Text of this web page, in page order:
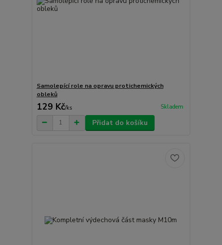
Samolepící role na opravu protichemických
obleků
129 Kč/ks Skladem
Přidat do košíku